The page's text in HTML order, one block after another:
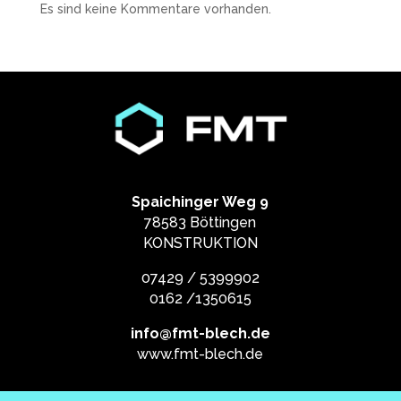
Es sind keine Kommentare vorhanden.
Spaichinger Weg 9
78583 Böttingen
KONSTRUKTION
07429 / 5399902
0162 /1350615
info@fmt-blech.de
www.fmt-blech.de